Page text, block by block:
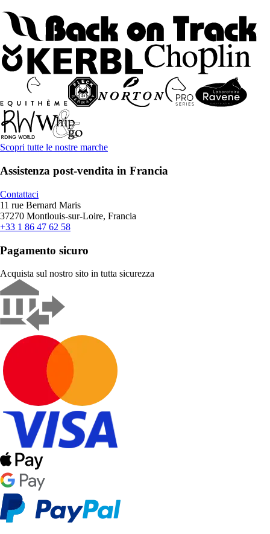
Scopri tutte le nostre marche
Assistenza post-vendita in Francia
Contattaci
11 rue Bernard Maris
37270 Montlouis-sur-Loire, Francia
+33 1 86 47 62 58
Pagamento sicuro
Acquista sul nostro sito in tutta sicurezza